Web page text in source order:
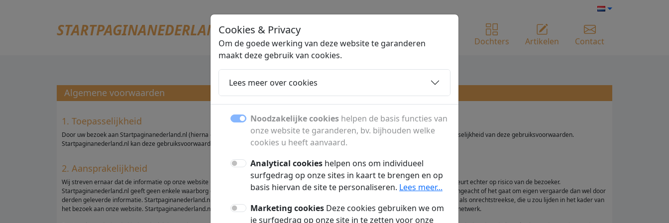
STARTPAGINANEDERLAND.NL
Dochters Artikelen Contact
Algemene voorwaarden
1. Toepasselijkheid
Door uw bezoek aan Startpaginanederland.nl (hierna genoemd : Wij of deze website) stemt u stilzwijgend en onvoorwaardelijk in met de toepasselijkheid van deze gebruiksvoorwaarden.
Startpaginanederland.nl kan deze gebruiksvoorwaarden steeds wijzigen en dit zonder voorafgaande verwittiging.
2. Aansprakelijkheid
Wij streven ernaar dat de informatie op onze website up-to-date, betrouwbaar en volledig is. De raadpleging en het gebruik van de website gebeurt echter op risico van de bezoeker.
Startpaginanederland.nl geeft geen enkele waarborg over de juistheid, de volledigheid of de accuraatheid van de informatie op deze website, ongeacht of het gaat om eigen vergaarde dan wel door
derden geleverde informatie. Startpaginanederland.nl is ook niet aansprakelijk voor mogelijke schade, van welke aard ook, zowel rechtstreekse als onrechtstreekse, die u zou lijden in het kader van
het bezoek aan onze website. Startpaginanederland.nl is niet aansprakelijk voor eventuele storingen, virussen, onderbrekingen of fouten in het netwerk.
Cookies & Privacy
Om de goede werking van deze website te garanderen
maakt deze gebruik van cookies.
Lees meer over cookies
Noodzakelijke cookies helpen de basis functies van
onze website te garanderen, bv. bijhouden welke
cookies u heeft aanvaard.
Analytical cookies helpen ons om individueel
surfgedrag op onze sites in kaart te brengen en op
basis hiervan de site te personaliseren. Lees meer...
Marketing cookies Deze cookies gebruiken we om
je surfgedrag op onze site in te zetten voor onze